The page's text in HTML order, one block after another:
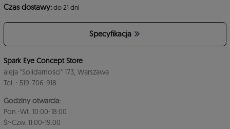
Czas dostawy:do 21 dni
Specyfikacja
Spark Eye Concept Store
aleja "Solidarności" 173, Warszawa
Tel. : 519-706-918
Godziny otwarcia:
Pon.-Wt. 10:00-18:00
Śr-Czw. 11:00-19:00